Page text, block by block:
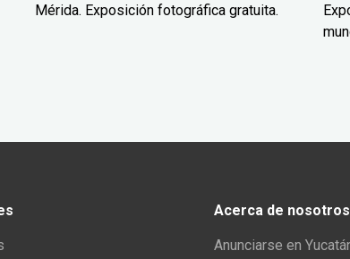
Mérida. Exposición fotográfica gratuita.
Acerca de nosotros
Anunciarse en